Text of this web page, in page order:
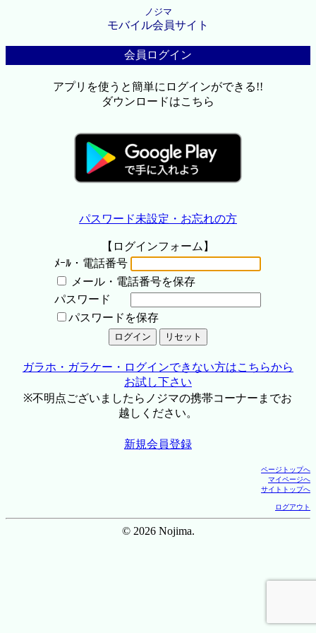
ノジマ
モバイル会員サイト
会員ログイン
アプリを使うと簡単にログインができる!!
ダウンロードはこちら
パスワード未設定・お忘れの方
【ログインフォーム】
ﾒｰﾙ・電話番号
メール・電話番号を保存
パスワード
パスワードを保存
ガラホ・ガラケー・ログインできない方はこちらから
お試し下さい
※不明点ございましたらノジマの携帯コーナーまでお
越しください。
新規会員登録
ページトップへ
マイページへ
サイトトップへ
ログアウト
© 2026 Nojima.